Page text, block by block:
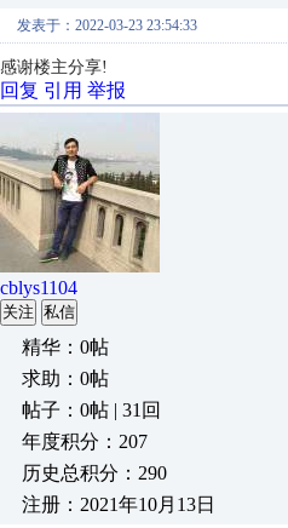
发表于：2022-03-23 23:54:33
感谢楼主分享!
回复 引用 举报
cblys1104
关注 私信
精华：0帖
求助：0帖
帖子：0帖 | 31回
年度积分：207
历史总积分：290
注册：2021年10月13日